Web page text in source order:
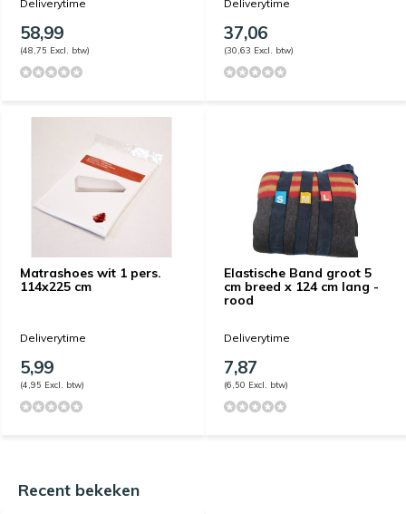
Deliverytime
58,99
(48,75 Excl. btw)
Deliverytime
37,06
(30,63 Excl. btw)
Matrashoes wit 1 pers.
114x225 cm
Deliverytime
5,99
(4,95 Excl. btw)
Elastische Band groot 5
cm breed x 124 cm lang -
rood
Deliverytime
7,87
(6,50 Excl. btw)
Recent bekeken